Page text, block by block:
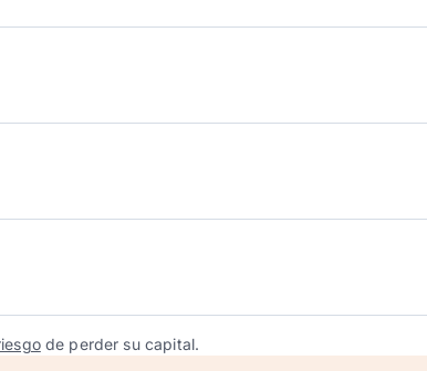
de perder su capital.